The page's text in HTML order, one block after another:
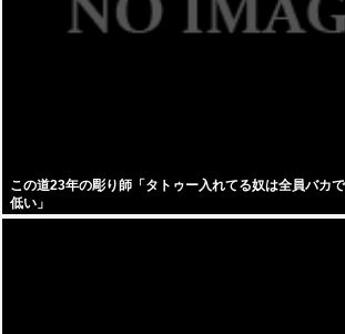
この道23年の彫り師「タトゥー入れてる奴は全員バカ
低い」